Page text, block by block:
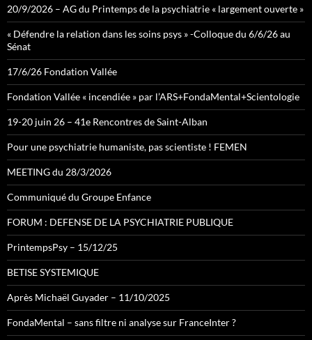
20/9/2026 – AG du Printemps de la psychiatrie « largement ouverte »
« Défendre la relation dans les soins psys » -Colloque du 6/6/26 au
Sénat
17/6/26 Fondation Vallée
Fondation Vallée « incendiée » par l’ARS+FondaMental+Scientologie
19-20 juin 26 – 41e Rencontres de Saint-Alban
Pour une psychiatrie humaniste, pas scientiste ! FEMEN
MEETING du 28/3/2026
Communiqué du Groupe Enfance
FORUM : DEFENSE DE LA PSYCHIATRIE PUBLIQUE
PrintempsPsy – 15/12/25
BETISE SYSTEMIQUE
Après Michaël Guyader – 11/10/2025
FondaMental – sans filtre ni analyse sur FranceInter ?